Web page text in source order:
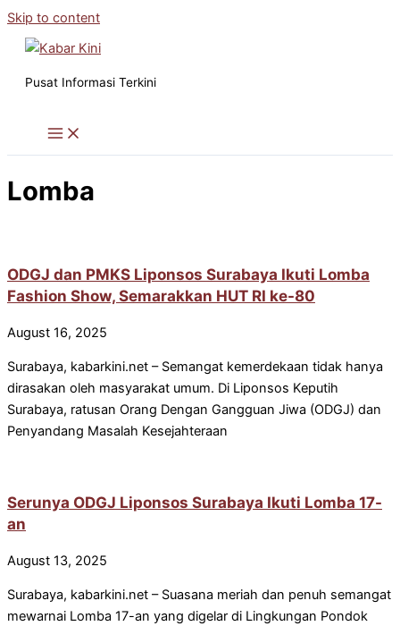
Skip to content
Pusat Informasi Terkini
Lomba
ODGJ dan PMKS Liponsos Surabaya Ikuti Lomba
Fashion Show, Semarakkan HUT RI ke-80
August 16, 2025
Surabaya, kabarkini.net – Semangat kemerdekaan tidak hanya
dirasakan oleh masyarakat umum. Di Liponsos Keputih
Surabaya, ratusan Orang Dengan Gangguan Jiwa (ODGJ) dan
Penyandang Masalah Kesejahteraan
Serunya ODGJ Liponsos Surabaya Ikuti Lomba 17-
an
August 13, 2025
Surabaya, kabarkini.net – Suasana meriah dan penuh semangat
mewarnai Lomba 17-an yang digelar di Lingkungan Pondok